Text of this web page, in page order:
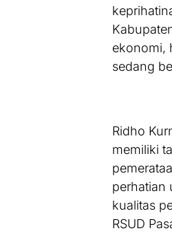
ekonomi,
sedang
Ridho
memiliki
perhatian
kualitas
RSUD